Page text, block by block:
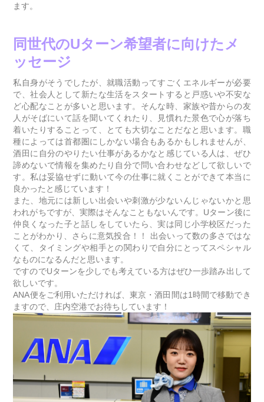
ます。
同世代のUターン希望者に向けたメ
ッセージ
私自身がそうでしたが、就職活動ってすごくエネルギーが必要
で、社会人として新たな生活をスタートすると戸惑いや不安な
ど心配なことが多いと思います。そんな時、家族や昔からの友
人がそばにいて話を聞いてくれたり、見慣れた景色で心が落ち
着いたりすることって、とても大切なことだなと思います。職
種によっては首都圏にしかない場合もあるかもしれませんが、
酒田に自分のやりたい仕事があるかなと感じている人は、ぜひ
諦めないで情報を集めたり自分で問い合わせなどして欲しいで
す。私は妥協せずに動いて今の仕事に就くことができて本当に
良かったと感じています！
また、地元には新しい出会いや刺激が少ないんじゃないかと思
われがちですが、実際はそんなこともないんです。Uターン後に
仲良くなった子と話しをしていたら、実は同じ小学校区だった
ことがわかり、さらに意気投合！！ 出会いって数の多さではな
くて、タイミングや相手との関わりで自分にとってスペシャル
なものになるんだと思います。
ですのでUターンを少しでも考えている方はぜひ一歩踏み出して
欲しいです。
ANA便をご利用いただければ、東京・酒田間は1時間で移動でき
ますので、庄内空港でお待ちしています！